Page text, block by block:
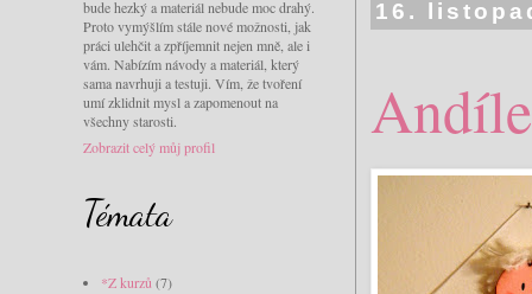
16.
bude hezký a materiál nebude moc drahý.
Proto vymýšlím stále nové možnosti, jak
práci ulehčit a zpříjemnit nejen mně, ale i
vám. Nabízím návody a materiál, který
sama navrhuji a testuji. Vím, že tvoření
umí zklidnit mysl a zapomenout na
všechny starosti.
Zobrazit celý můj profil
Témata
*Z kurzů (7)